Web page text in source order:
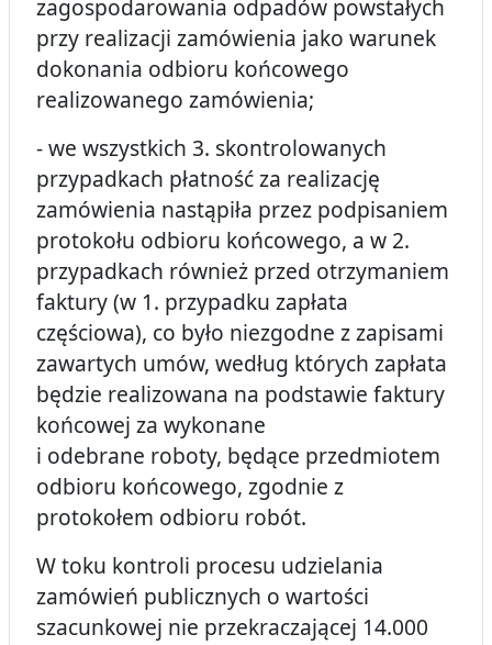
zagospodarowania odpadów powstałych
przy realizacji zamówienia jako warunek
dokonania odbioru końcowego
realizowanego zamówienia;
- we wszystkich 3. skontrolowanych
przypadkach płatność za realizację
zamówienia nastąpiła przez podpisaniem
protokołu odbioru końcowego, a w 2.
przypadkach również przed otrzymaniem
faktury (w 1. przypadku zapłata
częściowa), co było niezgodne z zapisami
zawartych umów, według których zapłata
będzie realizowana na podstawie faktury
końcowej za wykonane
i odebrane roboty, będące przedmiotem
odbioru końcowego, zgodnie z
protokołem odbioru robót.
W toku kontroli procesu udzielania
zamówień publicznych o wartości
szacunkowej nie przekraczającej 14.000